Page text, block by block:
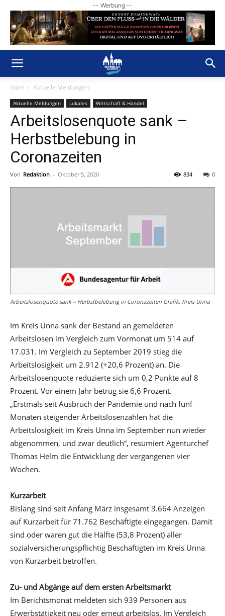
-- Werbung --
Start Aktuelle Meldungen
Aktuelle Meldungen Lokales Wirtschaft & Handel
Arbeitslosenquote sank –
Herbstbelebung in
Coronazeiten
Von Redaktion - Oktober 5, 2020 0
834
Arbeitslosenquote sank – Herbstbelebung in Coronazeiten Grafik: Kreis Unna
Im Kreis Unna sank der Bestand an gemeldeten
Arbeitslosen im Vergleich zum Vormonat um 514 auf
17.031. Im Vergleich zu September 2019 stieg die
Arbeitslosigkeit um 2.912 (+20,6 Prozent) an. Die
Arbeitslosenquote reduzierte sich um 0,2 Punkte auf 8
Prozent. Vor einem Jahr betrug sie 6,6 Prozent.
„Erstmals seit Ausbruch der Pandemie und nach fünf
Monaten steigender Arbeitslosenzahlen hat die
Arbeitslosigkeit im Kreis Unna im September nun wieder
abgenommen, und zwar deutlich“, resümiert Agenturchef
Thomas Helm die Entwicklung der vergangenen vier
Wochen.
Kurzarbeit
Bislang sind seit Anfang März insgesamt 3.664 Anzeigen
auf Kurzarbeit für 71.762 Beschäftigte eingegangen. Damit
sind oder waren gut die Hälfte (53,8 Prozent) aller
sozialversicherungspflichtig Beschäftigten im Kreis Unna
von Kurzarbeit betroffen.
Zu- und Abgänge auf dem ersten Arbeitsmarkt
Im Berichtsmonat meldeten sich 939 Personen aus
Erwerbstätigkeit neu oder erneut arbeitslos. Im Vergleich